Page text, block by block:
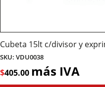
Cubeta 15lt c/divisor y
SKU: VDU0038
$405.00 más IVA